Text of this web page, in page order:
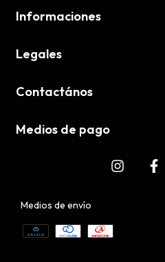
Informaciones
Legales
Contactános
Medios de pago
Medios de envío